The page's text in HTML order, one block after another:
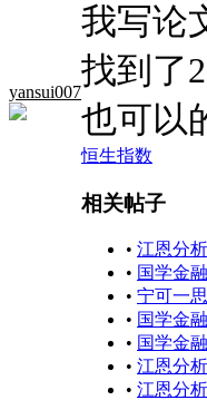
yansui007
我写论
找到了
也可以
恒生指数
相关帖子
• 江恩分
• 国学金
• 宁可一
• 国学金
• 国学金
• 江恩分
• 江恩分